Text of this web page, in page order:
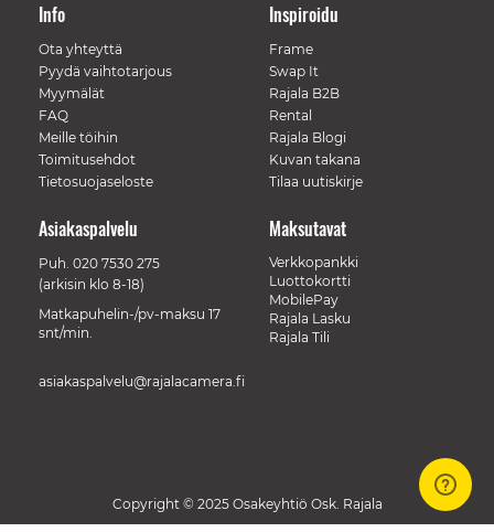
Info
Ota yhteyttä
Pyydä vaihtotarjous
Myymälät
FAQ
Meille töihin
Toimitusehdot
Tietosuojaseloste
Inspiroidu
Frame
Swap It
Rajala B2B
Rental
Rajala Blogi
Kuvan takana
Tilaa uutiskirje
Maksutavat
Verkkopankki
Luottokortti
MobilePay
Rajala Lasku
Rajala Tili
Asiakaspalvelu
Puh. 020 7530 275
(arkisin klo 8-18)
Matkapuhelin-/pv-maksu 17
snt/min.
asiakaspalvelu@rajalacamera.fi
Copyright © 2025 Osakeyhtiö Osk. Rajala